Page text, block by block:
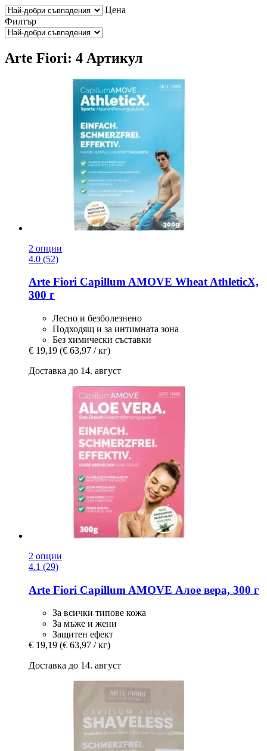
Цена
Филтър
Arte Fiori: 4 Артикул
2 опции
4.0 (52)
Arte Fiori Capillum AMOVE Wheat AthleticX,
300 г
Лесно и безболезнено
Подходящ и за интимната зона
Без химически съставки
€ 19,19 (€ 63,97 / кг)
Доставка до 14. август
2 опции
4.1 (29)
Arte Fiori Capillum AMOVE Алое вера, 300 г
За всички типове кожа
За мъже и жени
Защитен ефект
€ 19,19 (€ 63,97 / кг)
Доставка до 14. август